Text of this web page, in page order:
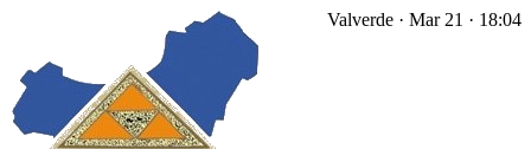
Valverde · Mar 21 · 18:04